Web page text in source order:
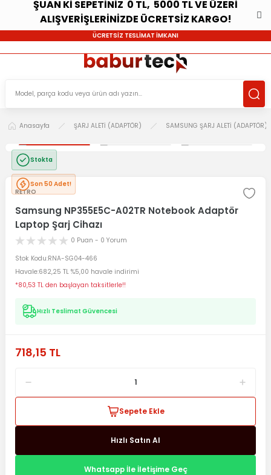
ŞUAN Kİ SEPETİNİZ 0 TL, 5000 TL VE ÜZERİ
ALIŞVERİŞLERİNİZDE ÜCRETSİZ KARGO!
ÜCRETSİZ TESLİMAT İMKANI
Anasayfa ŞARJ ALETİ (ADAPTÖR) SAMSUNG ŞARJ ALETİ (ADAPTÖR)
Stokta
Son 50 Adet!
RETRO
Samsung NP355E5C-A02TR Notebook Adaptör
Laptop Şarj Cihazı
0 Puan - 0 Yorum
Stok Kodu RNA-SG04-466
Havale 682,25 TL %5,00 havale indirimi
*80,53 TL den başlayan taksitlerle!!
Hızlı Teslimat Güvencesi
718,15 TL
Sepete Ekle
Hızlı Satın Al
Whatsapp İle İletişime Geç